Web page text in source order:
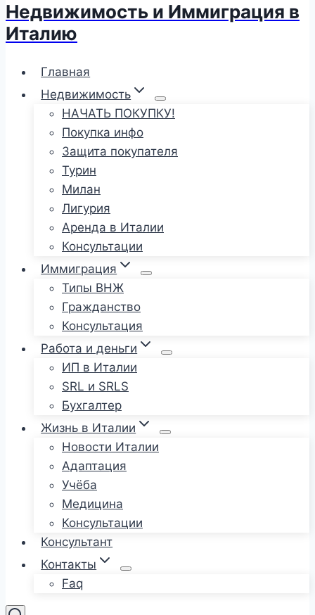
Недвижимость и Иммиграция в
Италию
Главная
Недвижимость
НАЧАТЬ ПОКУПКУ!
Покупка инфо
Защита покупателя
Турин
Милан
Лигурия
Аренда в Италии
Консультации
Иммиграция
Типы ВНЖ
Гражданство
Консультация
Работа и деньги
ИП в Италии
SRL и SRLS
Бухгалтер
Жизнь в Италии
Новости Италии
Адаптация
Учёба
Медицина
Консультации
Консультант
Контакты
Faq